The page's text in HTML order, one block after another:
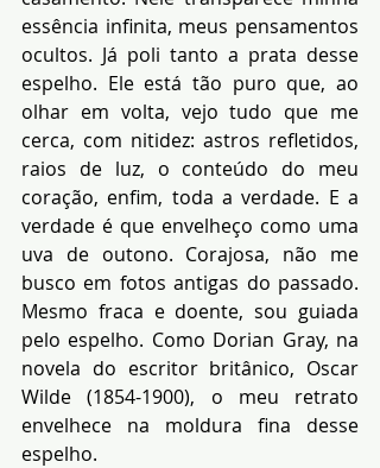
essência infinita, meus pensamentos
ocultos. Já poli tanto a prata desse
espelho. Ele está tão puro que, ao
olhar em volta, vejo tudo que me
cerca, com nitidez: astros refletidos,
raios de luz, o conteúdo do meu
coração, enfim, toda a verdade. E a
verdade é que envelheço como uma
uva de outono. Corajosa, não me
busco em fotos antigas do passado.
Mesmo fraca e doente, sou guiada
pelo espelho. Como Dorian Gray, na
novela do escritor britânico, Oscar
Wilde (1854-1900), o meu retrato
envelhece na moldura fina desse
espelho.